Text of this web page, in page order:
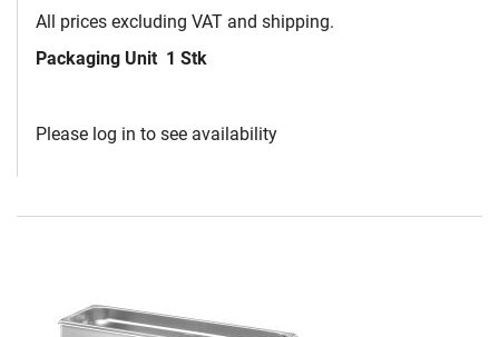
All prices excluding VAT and shipping.
Packaging Unit 1 Stk
Please log in to see availability